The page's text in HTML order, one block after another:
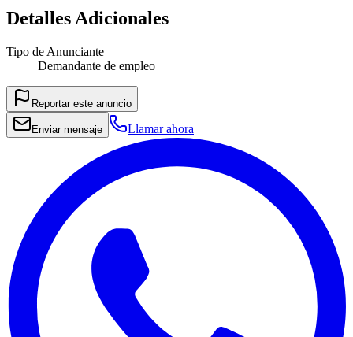
Detalles Adicionales
Tipo de Anunciante
Demandante de empleo
Reportar este anuncio
Enviar mensaje Llamar ahora